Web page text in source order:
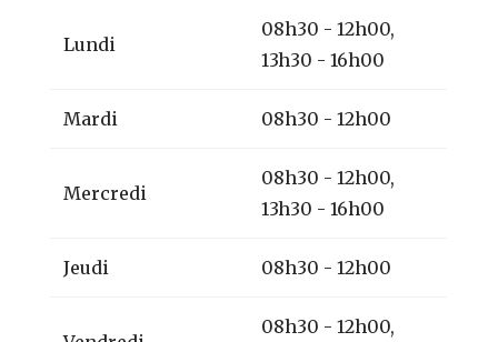
Lundi
08h30 - 12h00,
13h30 - 16h00
Mardi 08h30 - 12h00
Mercredi
08h30 - 12h00,
13h30 - 16h00
Jeudi 08h30 - 12h00
08h30 - 12h00,